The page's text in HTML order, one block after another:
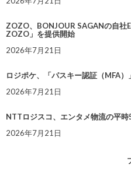
ZOZO、BONJOUR SAGANの自
ZOZO」を提供開始
2026年7月21日
ロジポケ、「パスキー認証（MFA）
2026年7月21日
NTTロジスコ、エンタメ物流の平
2026年7月21日